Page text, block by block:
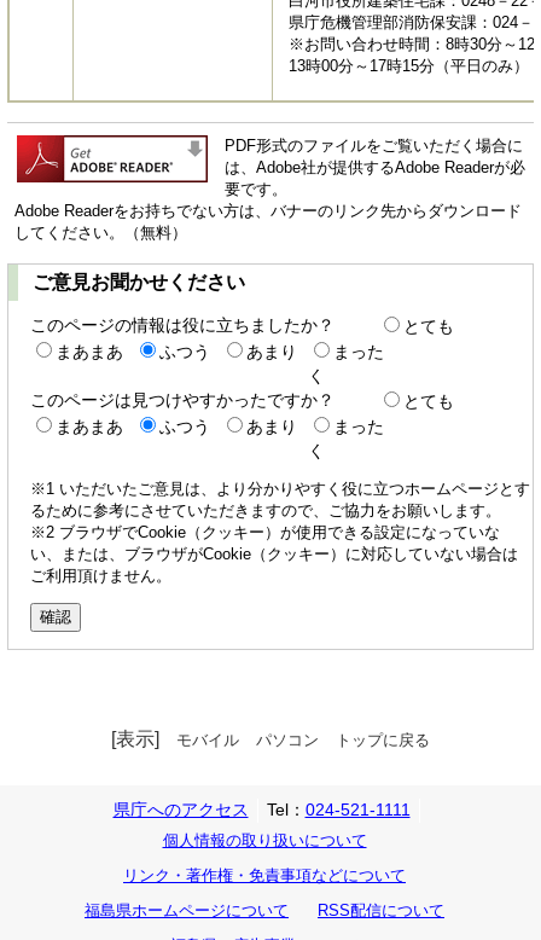
県庁危機管理部消防保安課：024－
※お問い合わせ時間：8時30分～12
13時00分～17時15分（平日のみ）
PDF形式のファイルをご覧いただく場合に
は、Adobe社が提供するAdobe Readerが必
要です。
Adobe Readerをお持ちでない方は、バナーのリンク先からダウンロード
してください。（無料）
ご意見お聞かせください
このページの情報は役に立ちましたか？
とても
まあまあ
ふつう あまり
まった
く
このページは見つけやすかったですか？
とても
まあまあ
ふつう あまり
まった
く
※1 いただいたご意見は、より分かりやすく役に立つホームページとす
るために参考にさせていただきますので、ご協力をお願いします。
※2 ブラウザでCookie（クッキー）が使用できる設定になっていな
い、または、ブラウザがCookie（クッキー）に対応していない場合は
ご利用頂けません。
[表示] モバイル パソコン トップに戻る
県庁へのアクセス Tel： 024-521-1111
個人情報の取り扱いについて
リンク・著作権・免責事項などについて
福島県ホームページについて
RSS配信について